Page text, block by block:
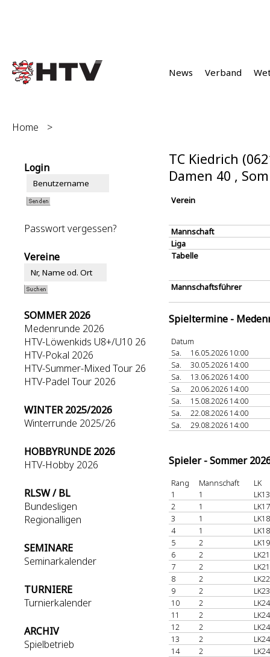
News Verband
Home >
Login
Passwort vergessen?
Vereine
SOMMER 2026
Medenrunde 2026
HTV-Löwenkids U8+/U10 26
HTV-Pokal 2026
HTV-Summer-Mixed Tour 26
HTV-Padel Tour 2026
WINTER 2025/2026
Winterrunde 2025/26
HOBBYRUNDE 2026
HTV-Hobby 2026
RLSW / BL
Bundesligen
Regionalligen
SEMINARE
Seminarkalender
TURNIERE
Turnierkalender
ARCHIV
Spielbetrieb
TC Kiedrich
Damen 40 ,
Verein
Mannschaft
Liga
Tabelle
Mannschaftsführer
Spieltermine -
Datum
Sa.
16.05.2026 10:00
Sa.
30.05.2026 14:00
Sa.
13.06.2026 14:00
Sa.
20.06.2026 14:00
Sa.
15.08.2026 14:00
Sa.
22.08.2026 14:00
Sa.
29.08.2026 14:00
Spieler - Sommer
Rang Mannschaft
LK
1
1
2
1
3
1
4
1
5
2
6
2
7
2
8
2
9
2
10
2
11
2
12
2
13
2
14
2